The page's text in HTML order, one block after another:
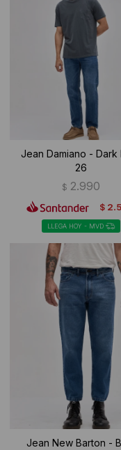
Jean Damiano - Dark
26
$ 2.990
$
LLEGA HOY - MVD
Jean New Barton -